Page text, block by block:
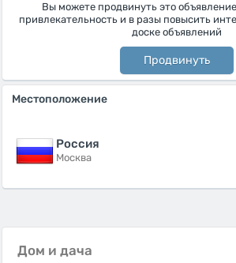
Вы можете продвинуть это
привлекательность и в разы повысить
доске объявлений
Продвинуть
Местоположение
Россия
Москва
Дом и дача